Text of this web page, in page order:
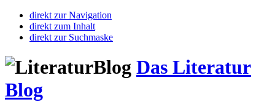
direkt zur Navigation
direkt zum Inhalt
direkt zur Suchmaske
Das Literatur
Blog